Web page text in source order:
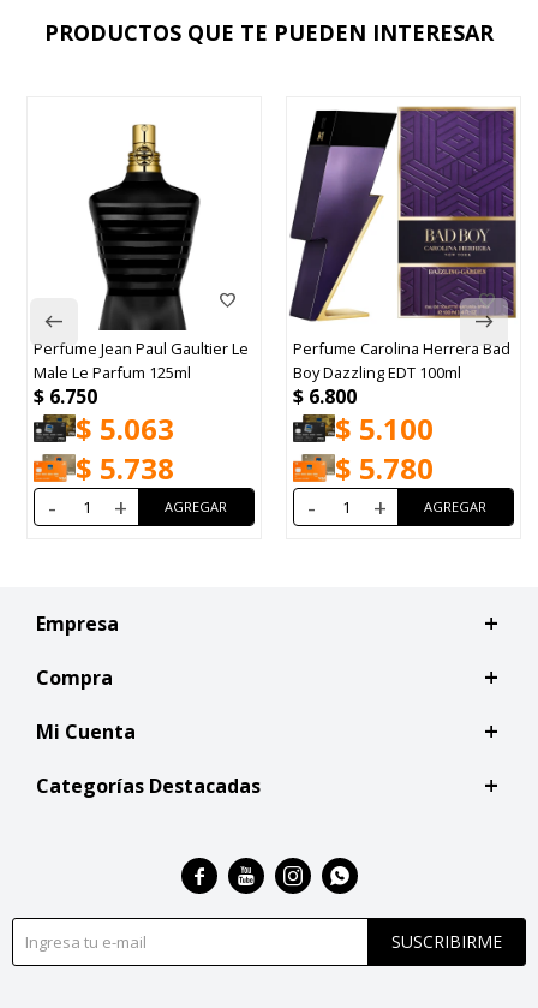
PRODUCTOS QUE TE PUEDEN INTERESAR
Perfume Jean Paul Gaultier Le
Male Le Parfum 125ml
$ 6.750
$ 5.063
$ 5.738
- +
Perfume Carolina Herrera Bad
Boy Dazzling EDT 100ml
$ 6.800
$ 5.100
$ 5.780
- +
Empresa
Compra
Mi Cuenta
Categorías Destacadas
SUSCRIBIRME
   